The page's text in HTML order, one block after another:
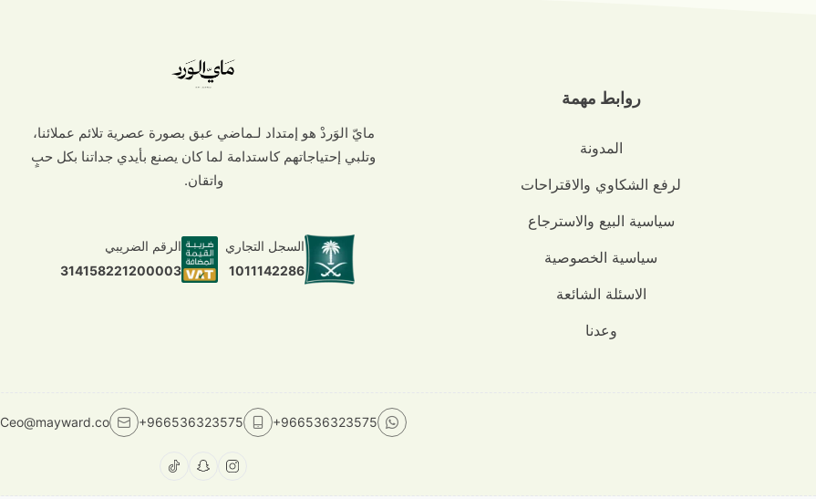
روابط مهمة
المدونة
لرفع الشكاوي والاقتراحات
سياسية البيع والاسترجاع
سياسية الخصوصية
الاسئلة الشائعة
وعدنا
مايّ الوَردْ هو إمتداد لـماضي عبق بصورة عصرية تلائم عملائنا،
وتلبي إحتياجاتهم كاستدامة لما كان يصنع بأيدي جداتنا بكل حبٍ
واتقان.
السجل التجاري
1011142286
الرقم الضريبي
314158221200003
+966536323575
+966536323575
Ceo@mayward.co